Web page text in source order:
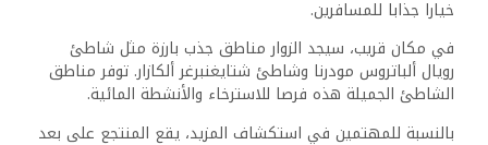
الرضا العام
حصل منتجع أمارينا صن وأكوا بارك على مراجعات مختلطة إلى
إيجابية من الزوار. يحمل تصنيفا 4 من 5 على تريب أدفايزر، مما
يشير إلى تجربة مواتية بشكل عام بين الضيوف. يقدر الكثيرون